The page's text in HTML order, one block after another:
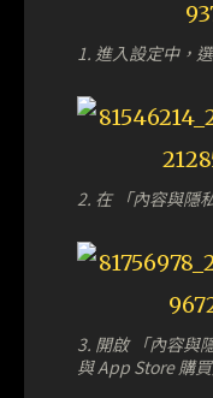
1. 進入設定中，
2. 在 「內容與隱
3. 開啟 「內容與
與 App Store 購買